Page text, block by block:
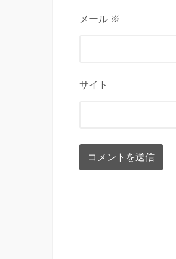
メール ※
サイト